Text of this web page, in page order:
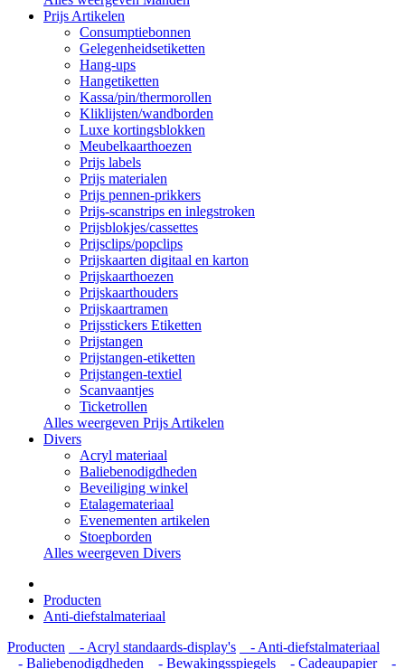
Prijs Artikelen
Consumptiebonnen
Gelegenheidsetiketten
Hang-ups
Hangetiketten
Kassa/pin/thermorollen
Kliklijsten/wandborden
Luxe kortingsblokken
Meubelkaarthoezen
Prijs labels
Prijs materialen
Prijs pennen-prikkers
Prijs-scanstrips en inlegstroken
Prijsblokjes/cassettes
Prijsclips/popclips
Prijskaarten digitaal en karton
Prijskaarthoezen
Prijskaarthouders
Prijskaartramen
Prijsstickers Etiketten
Prijstangen
Prijstangen-etiketten
Prijstangen-textiel
Scanvaantjes
Ticketrollen
Alles weergeven Prijs Artikelen
Divers
Acryl materiaal
Baliebenodigdheden
Beveiliging winkel
Etalagemateriaal
Evenementen artikelen
Stoepborden
Alles weergeven Divers
Producten
Anti-diefstalmateriaal
Producten
- Acryl standaards-display's
- Anti-diefstalmateriaal
- Baliebenodigdheden
- Bewakingsspiegels - Cadeaupapier -